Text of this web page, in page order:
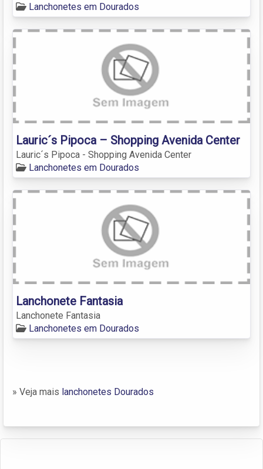
Lanchonetes em Dourados
Lauric´s Pipoca – Shopping Avenida Center
Lauric´s Pipoca - Shopping Avenida Center
Lanchonetes em Dourados
Lanchonete Fantasia
Lanchonete Fantasia
Lanchonetes em Dourados
» Veja mais lanchonetes Dourados